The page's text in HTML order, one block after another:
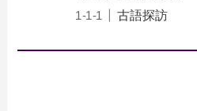
古語探訪